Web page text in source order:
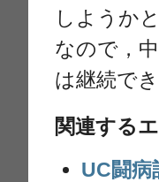
しようか
なので，
は継続で
関連する
UC闘病